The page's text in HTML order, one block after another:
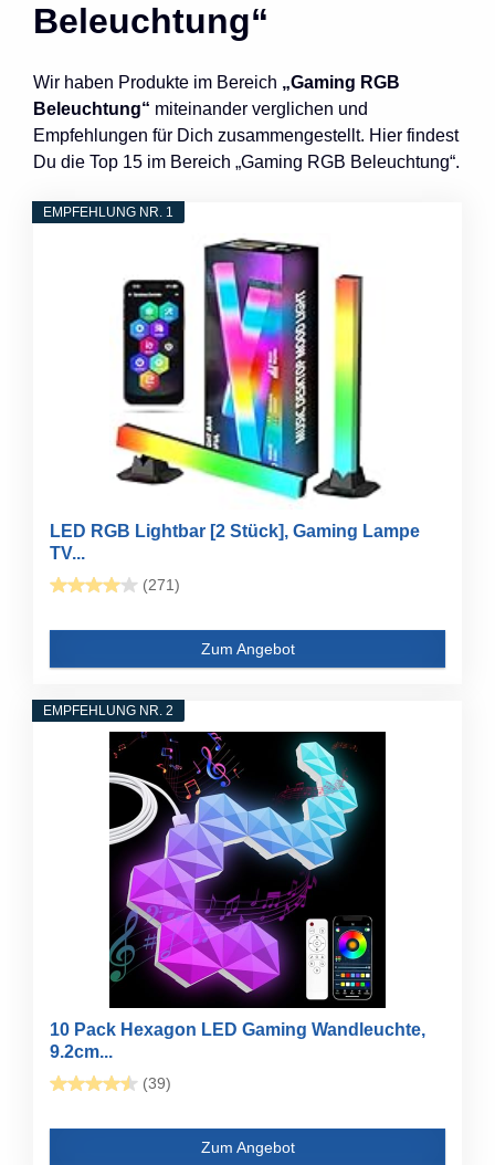
Beleuchtung“
Wir haben Produkte im Bereich „Gaming RGB
Beleuchtung“ miteinander verglichen und
Empfehlungen für Dich zusammengestellt. Hier findest
Du die Top 15 im Bereich „Gaming RGB Beleuchtung“.
EMPFEHLUNG NR. 1
LED RGB Lightbar [2 Stück], Gaming Lampe
TV...
(271)
Zum Angebot
EMPFEHLUNG NR. 2
10 Pack Hexagon LED Gaming Wandleuchte,
9.2cm...
(39)
Zum Angebot